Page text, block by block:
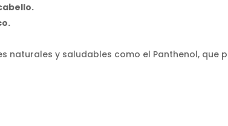
naturales y saludables como el Panthenol, que